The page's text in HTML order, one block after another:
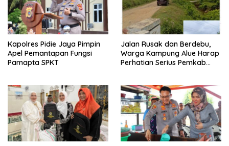
Kapolres Pidie Jaya Pimpin
Apel Pemantapan Fungsi
Pamapta SPKT
Jalan Rusak dan Berdebu,
Warga Kampung Alue Harap
Perhatian Serius Pemkab